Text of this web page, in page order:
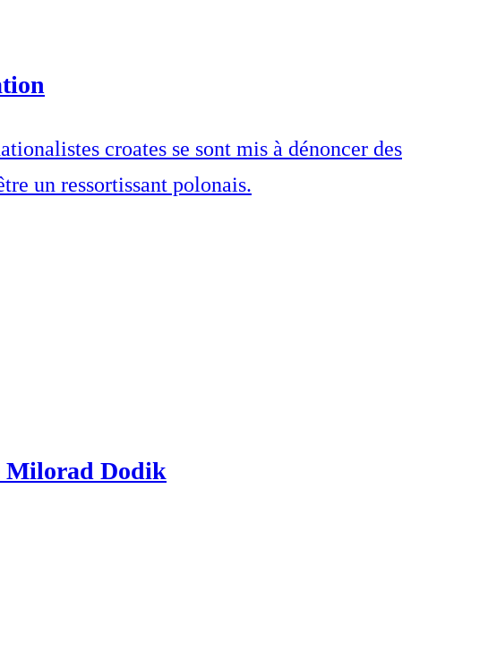
croates se sont mis à dénoncer des
un ressortissant polonais.
Milorad Dodik